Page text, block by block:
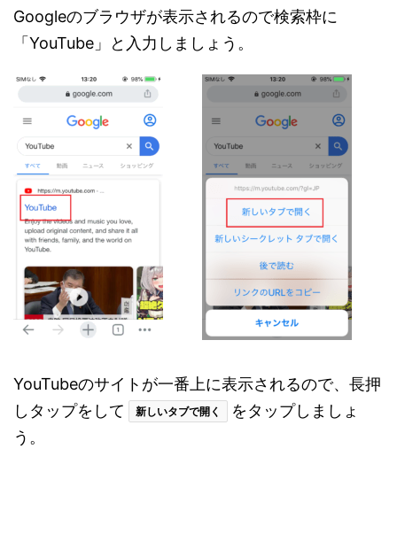
Googleのブラウザが表示されるので検索枠に
「YouTube」と入力しましょう。
YouTubeのサイトが一番上に表示されるので、長押
しタップをして
新しいタブで開く
をタップしましょ
う。